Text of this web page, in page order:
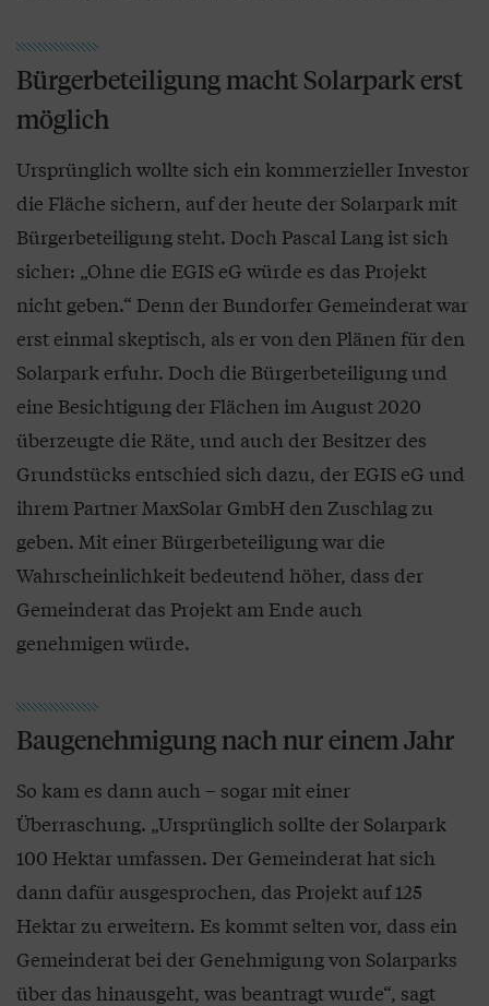
Bürgerbeteiligung macht Solarpark erst
möglich
Ursprünglich wollte sich ein kommerzieller Investor
die Fläche sichern, auf der heute der Solarpark mit
Bürgerbeteiligung steht. Doch Pascal Lang ist sich
sicher: „Ohne die EGIS eG würde es das Projekt
nicht geben.“ Denn der Bundorfer Gemeinderat war
erst einmal skeptisch, als er von den Plänen für den
Solarpark erfuhr. Doch die Bürgerbeteiligung und
eine Besichtigung der Flächen im August 2020
überzeugte die Räte, und auch der Besitzer des
Grundstücks entschied sich dazu, der EGIS eG und
ihrem Partner MaxSolar GmbH den Zuschlag zu
geben. Mit einer Bürgerbeteiligung war die
Wahrscheinlichkeit bedeutend höher, dass der
Gemeinderat das Projekt am Ende auch
genehmigen würde.
Baugenehmigung nach nur einem Jahr
So kam es dann auch – sogar mit einer
Überraschung. „Ursprünglich sollte der Solarpark
100 Hektar umfassen. Der Gemeinderat hat sich
dann dafür ausgesprochen, das Projekt auf 125
Hektar zu erweitern. Es kommt selten vor, dass ein
Gemeinderat bei der Genehmigung von Solarparks
über das hinausgeht, was beantragt wurde“, sagt